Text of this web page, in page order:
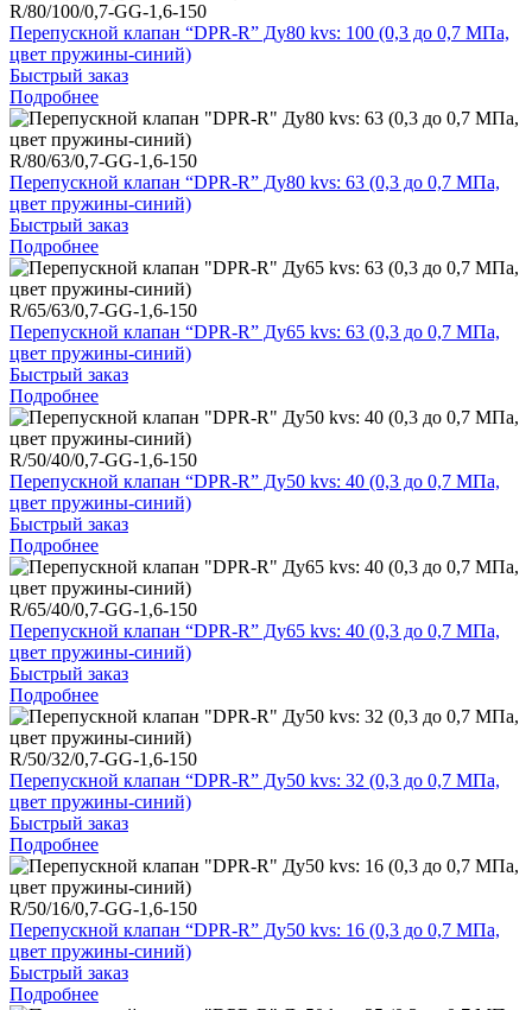
R/80/100/0,7-GG-1,6-150
Перепускной клапан “DPR-R” Ду80 kvs: 100 (0,3 до 0,7 МПа,
цвет пружины-синий)
Быстрый заказ
Подробнее
R/80/63/0,7-GG-1,6-150
Перепускной клапан “DPR-R” Ду80 kvs: 63 (0,3 до 0,7 МПа,
цвет пружины-синий)
Быстрый заказ
Подробнее
R/65/63/0,7-GG-1,6-150
Перепускной клапан “DPR-R” Ду65 kvs: 63 (0,3 до 0,7 МПа,
цвет пружины-синий)
Быстрый заказ
Подробнее
R/50/40/0,7-GG-1,6-150
Перепускной клапан “DPR-R” Ду50 kvs: 40 (0,3 до 0,7 МПа,
цвет пружины-синий)
Быстрый заказ
Подробнее
R/65/40/0,7-GG-1,6-150
Перепускной клапан “DPR-R” Ду65 kvs: 40 (0,3 до 0,7 МПа,
цвет пружины-синий)
Быстрый заказ
Подробнее
R/50/32/0,7-GG-1,6-150
Перепускной клапан “DPR-R” Ду50 kvs: 32 (0,3 до 0,7 МПа,
цвет пружины-синий)
Быстрый заказ
Подробнее
R/50/16/0,7-GG-1,6-150
Перепускной клапан “DPR-R” Ду50 kvs: 16 (0,3 до 0,7 МПа,
цвет пружины-синий)
Быстрый заказ
Подробнее